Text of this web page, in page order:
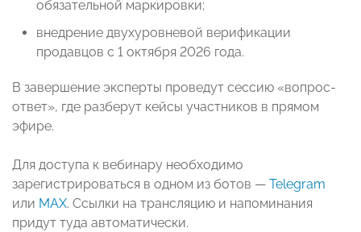
обязательной маркировки;
внедрение двухуровневой верификации
продавцов с 1 октября 2026 года.
В завершение эксперты проведут сессию «вопрос-
ответ», где разберут кейсы участников в прямом
эфире.
Для доступа к вебинару необходимо
зарегистрироваться в одном из ботов — Telegram
или МАХ. Ссылки на трансляцию и напоминания
придут туда автоматически.